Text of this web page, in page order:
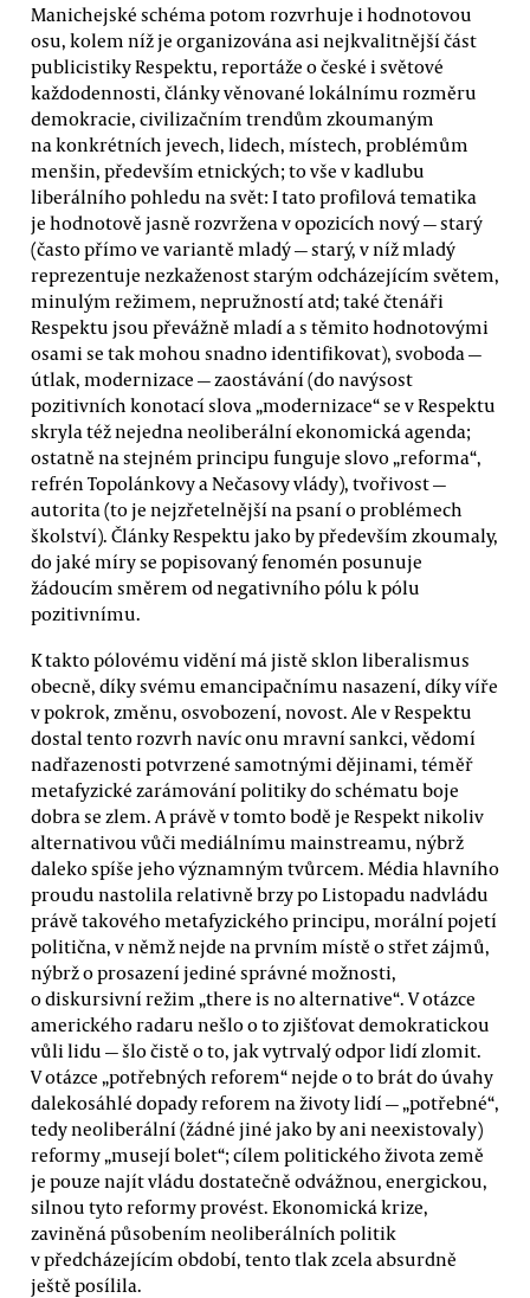
Manichejské schéma potom rozvrhuje i hodnotovou
osu, kolem níž je organizována asi nejkvalitnější část
publicistiky Respektu, reportáže o české i světové
každodennosti, články věnované lokálnímu rozměru
demokracie, civilizačním trendům zkoumaným
na konkrétních jevech, lidech, místech, problémům
menšin, především etnických; to vše v kadlubu
liberálního pohledu na svět: I tato profilová tematika
je hodnotově jasně rozvržena v opozicích nový — starý
(často přímo ve variantě mladý — starý, v níž mladý
reprezentuje nezkaženost starým odcházejícím světem,
minulým režimem, nepružností atd; také čtenáři
Respektu jsou převážně mladí a s těmito hodnotovými
osami se tak mohou snadno identifikovat), svoboda —
útlak, modernizace — zaostávání (do navýsost
pozitivních konotací slova „modernizace“ se v Respektu
skryla též nejedna neoliberální ekonomická agenda;
ostatně na stejném principu funguje slovo „reforma“,
refrén Topolánkovy a Nečasovy vlády), tvořivost —
autorita (to je nejzřetelnější na psaní o problémech
školství). Články Respektu jako by především zkoumaly,
do jaké míry se popisovaný fenomén posunuje
žádoucím směrem od negativního pólu k pólu
pozitivnímu.
K takto pólovému vidění má jistě sklon liberalismus
obecně, díky svému emancipačnímu nasazení, díky víře
v pokrok, změnu, osvobození, novost. Ale v Respektu
dostal tento rozvrh navíc onu mravní sankci, vědomí
nadřazenosti potvrzené samotnými dějinami, téměř
metafyzické zarámování politiky do schématu boje
dobra se zlem. A právě v tomto bodě je Respekt nikoliv
alternativou vůči mediálnímu mainstreamu, nýbrž
daleko spíše jeho významným tvůrcem. Média hlavního
proudu nastolila relativně brzy po Listopadu nadvládu
právě takového metafyzického principu, morální pojetí
politična, v němž nejde na prvním místě o střet zájmů,
nýbrž o prosazení jediné správné možnosti,
o diskursivní režim „there is no alternative“. V otázce
amerického radaru nešlo o to zjišťovat demokratickou
vůli lidu — šlo čistě o to, jak vytrvalý odpor lidí zlomit.
V otázce „potřebných reforem“ nejde o to brát do úvahy
dalekosáhlé dopady reforem na životy lidí — „potřebné“,
tedy neoliberální (žádné jiné jako by ani neexistovaly)
reformy „musejí bolet“; cílem politického života země
je pouze najít vládu dostatečně odvážnou, energickou,
silnou tyto reformy provést. Ekonomická krize,
zaviněná působením neoliberálních politik
v předcházejícím období, tento tlak zcela absurdně
ještě posílila.